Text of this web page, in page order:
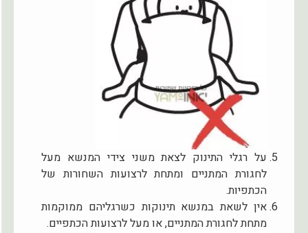
על רגלי התינוק לצאת משני צידי המנשא מעל
לחגורת המתניים ומתחת לרצועות השחורות של
הכתפיות.
אין לשאת במנשא תינוקות כשרגליהם ממוקמות
מתחת לחגורת המתניים, או מעל לרצועות הכתפיים.